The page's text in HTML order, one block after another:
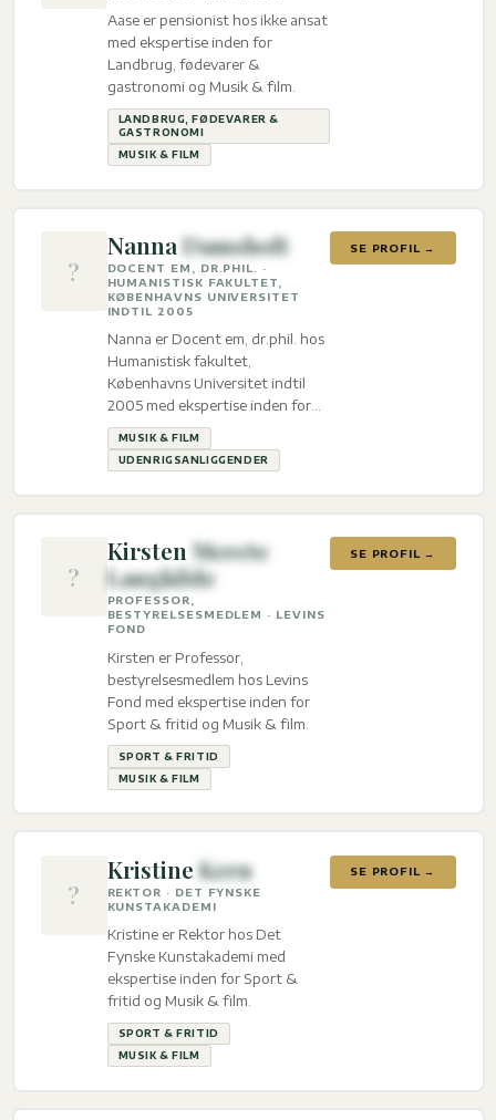
Aase er pensionist hos ikke ansat
med ekspertise inden for
Landbrug, fødevarer &
gastronomi og Musik & film.
LANDBRUG, FØDEVARER &
GASTRONOMI
MUSIK & FILM
?
NannaDamsholt
DOCENT EM, DR.PHIL. ·
HUMANISTISK FAKULTET,
KØBENHAVNS UNIVERSITET
INDTIL 2005
Nanna er Docent em, dr.phil. hos
Humanistisk fakultet,
Københavns Universitet indtil
2005 med ekspertise inden for
Musik & film og
Udenrigsanliggender.
MUSIK & FILM
UDENRIGSANLIGGENDER
SE PROFIL →
?
Kirsten Merete
Langkilde
PROFESSOR,
BESTYRELSESMEDLEM · LEVINS
FOND
Kirsten er Professor,
bestyrelsesmedlem hos Levins
Fond med ekspertise inden for
Sport & fritid og Musik & film.
SPORT & FRITID
MUSIK & FILM
SE PROFIL →
?
KristineKern
REKTOR · DET FYNSKE
KUNSTAKADEMI
Kristine er Rektor hos Det
Fynske Kunstakademi med
ekspertise inden for Sport &
fritid og Musik & film.
SPORT & FRITID
MUSIK & FILM
SE PROFIL →